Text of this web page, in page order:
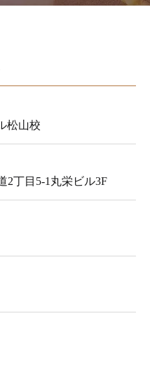
松山校
2丁目5-1丸栄ビル3F